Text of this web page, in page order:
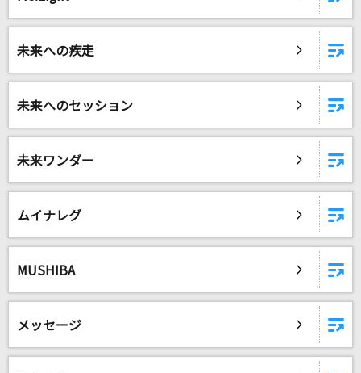
未来への疾走
未来へのセッション
未来ワンダー
ムイナレグ
MUSHIBA
メッセージ